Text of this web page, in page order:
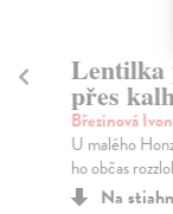
Lentilka
přes
Březinová
U malého
ho občas
Na